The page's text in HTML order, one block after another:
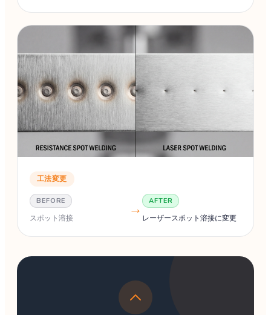
工法変更
BEFORE
スポット溶接
→
AFTER
レーザースポット溶接に変更